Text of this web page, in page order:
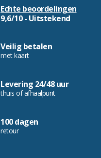
Echte beoordelingen
9,6/10 - Uitstekend
Veilig betalen
met kaart
Levering 24/48 uur
thuis of afhaalpunt
100 dagen
retour